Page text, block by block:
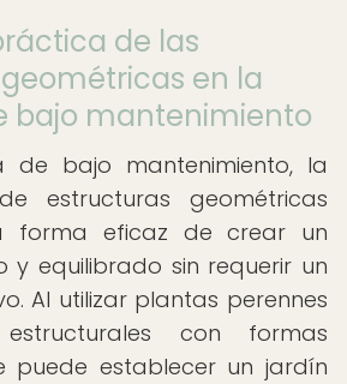
de las
en la
bajo mantenimiento
de bajo mantenimiento, la
estructuras geométricas
forma eficaz de crear un
y equilibrado sin requerir un
Al utilizar plantas perennes
con formas
puede establecer un jardín